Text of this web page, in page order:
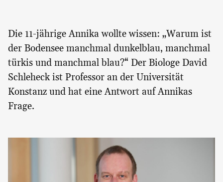
Die 11-jährige Annika wollte wissen: „Warum ist
der Bodensee manchmal dunkelblau, manchmal
türkis und manchmal blau?“ Der Biologe David
Schleheck ist Professor an der Universität
Konstanz und hat eine Antwort auf Annikas
Frage.